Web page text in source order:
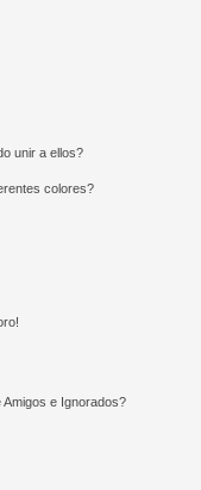
unir a ellos?
colores?
e Ignorados?